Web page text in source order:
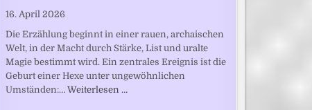
16. April 2026
Die Erzählung beginnt in einer rauen, archaischen
Welt, in der Macht durch Stärke, List und uralte
Magie bestimmt wird. Ein zentrales Ereignis ist die
Geburt einer Hexe unter ungewöhnlichen
Umständen:… Weiterlesen …